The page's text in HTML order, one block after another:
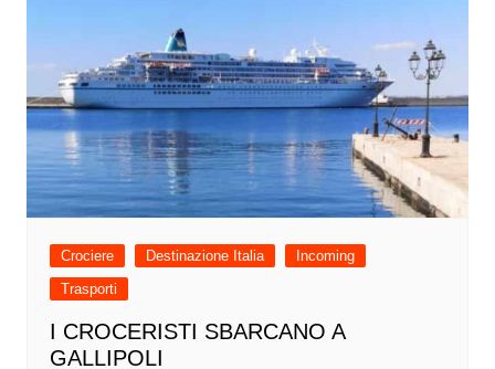
Crociere Destinazione Italia
Incoming
Trasporti
I CROCERISTI SBARCANO A
GALLIPOLI